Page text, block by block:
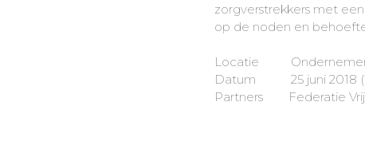
zorgverstrekkers met
op de noden en
Locatie
Datum 25 juni 2018
Partners Federatie Vrije